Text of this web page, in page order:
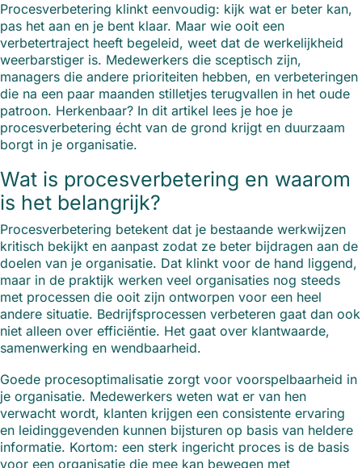
Procesverbetering klinkt eenvoudig: kijk wat er beter kan,
pas het aan en je bent klaar. Maar wie ooit een
verbetertraject heeft begeleid, weet dat de werkelijkheid
weerbarstiger is. Medewerkers die sceptisch zijn,
managers die andere prioriteiten hebben, en verbeteringen
die na een paar maanden stilletjes terugvallen in het oude
patroon. Herkenbaar? In dit artikel lees je hoe je
procesverbetering écht van de grond krijgt en duurzaam
borgt in je organisatie.
Wat is procesverbetering en waarom
is het belangrijk?
Procesverbetering betekent dat je bestaande werkwijzen
kritisch bekijkt en aanpast zodat ze beter bijdragen aan de
doelen van je organisatie. Dat klinkt voor de hand liggend,
maar in de praktijk werken veel organisaties nog steeds
met processen die ooit zijn ontworpen voor een heel
andere situatie. Bedrijfsprocessen verbeteren gaat dan ook
niet alleen over efficiëntie. Het gaat over klantwaarde,
samenwerking en wendbaarheid.
Goede procesoptimalisatie zorgt voor voorspelbaarheid in
je organisatie. Medewerkers weten wat er van hen
verwacht wordt, klanten krijgen een consistente ervaring
en leidinggevenden kunnen bijsturen op basis van heldere
informatie. Kortom: een sterk ingericht proces is de basis
voor een organisatie die mee kan bewegen met